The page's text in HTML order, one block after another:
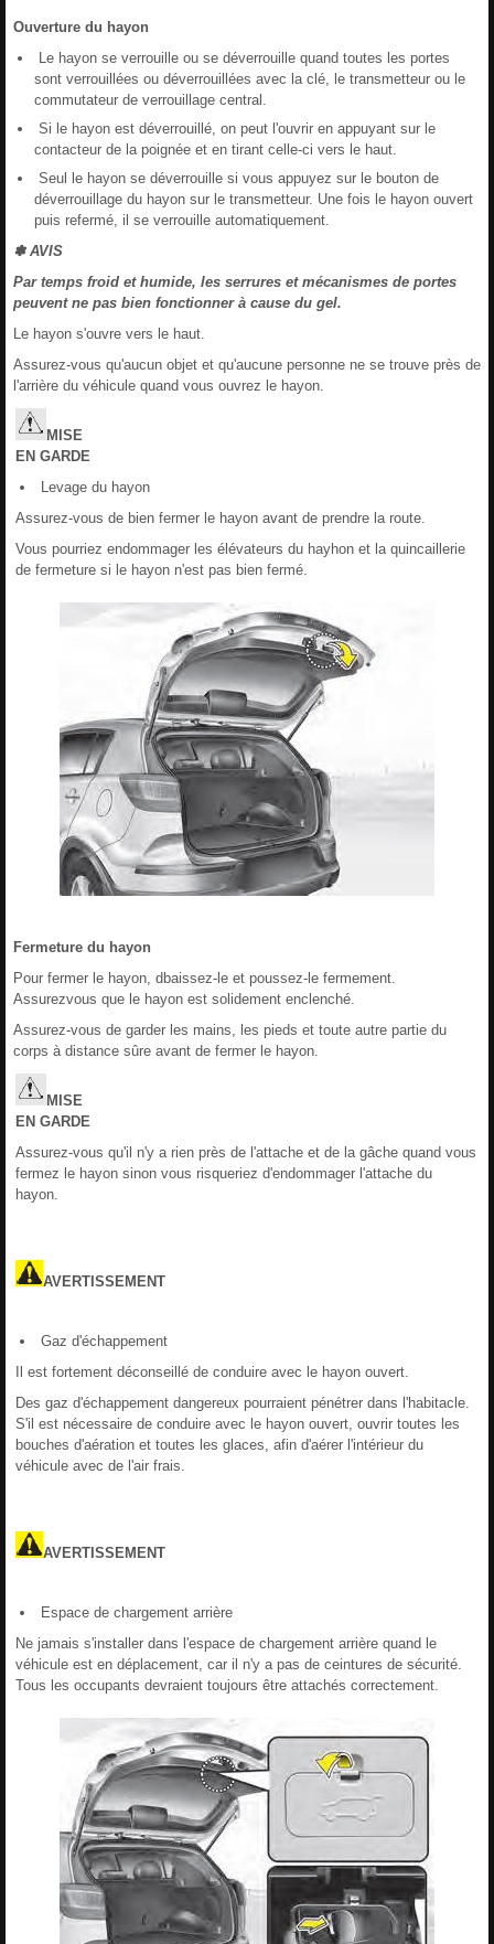
Ouverture du hayon
Le hayon se verrouille ou se déverrouille quand toutes les portes
sont verrouillées ou déverrouillées avec la clé, le transmetteur ou le
commutateur de verrouillage central.
Si le hayon est déverrouillé, on peut l'ouvrir en appuyant sur le
contacteur de la poignée et en tirant celle-ci vers le haut.
Seul le hayon se déverrouille si vous appuyez sur le bouton de
déverrouillage du hayon sur le transmetteur. Une fois le hayon ouvert
puis refermé, il se verrouille automatiquement.
✽ AVIS
Par temps froid et humide, les serrures et mécanismes de portes
peuvent ne pas bien fonctionner à cause du gel.
Le hayon s'ouvre vers le haut.
Assurez-vous qu'aucun objet et qu'aucune personne ne se trouve près de
l'arrière du véhicule quand vous ouvrez le hayon.
MISE
EN GARDE
Levage du hayon
Assurez-vous de bien fermer le hayon avant de prendre la route.
Vous pourriez endommager les élévateurs du hayhon et la quincaillerie
de fermeture si le hayon n'est pas bien fermé.
Fermeture du hayon
Pour fermer le hayon, dbaissez-le et poussez-le fermement.
Assurezvous que le hayon est solidement enclenché.
Assurez-vous de garder les mains, les pieds et toute autre partie du
corps à distance sûre avant de fermer le hayon.
MISE
EN GARDE
Assurez-vous qu'il n'y a rien près de l'attache et de la gâche quand vous
fermez le hayon sinon vous risqueriez d'endommager l'attache du
hayon.
AVERTISSEMENT
Gaz d'échappement
Il est fortement déconseillé de conduire avec le hayon ouvert.
Des gaz d'échappement dangereux pourraient pénétrer dans l'habitacle.
S'il est nécessaire de conduire avec le hayon ouvert, ouvrir toutes les
bouches d'aération et toutes les glaces, afin d'aérer l'intérieur du
véhicule avec de l'air frais.
AVERTISSEMENT
Espace de chargement arrière
Ne jamais s'installer dans l'espace de chargement arrière quand le
véhicule est en déplacement, car il n'y a pas de ceintures de sécurité.
Tous les occupants devraient toujours être attachés correctement.